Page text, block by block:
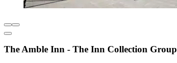
The Amble Inn - The Inn Collection Group